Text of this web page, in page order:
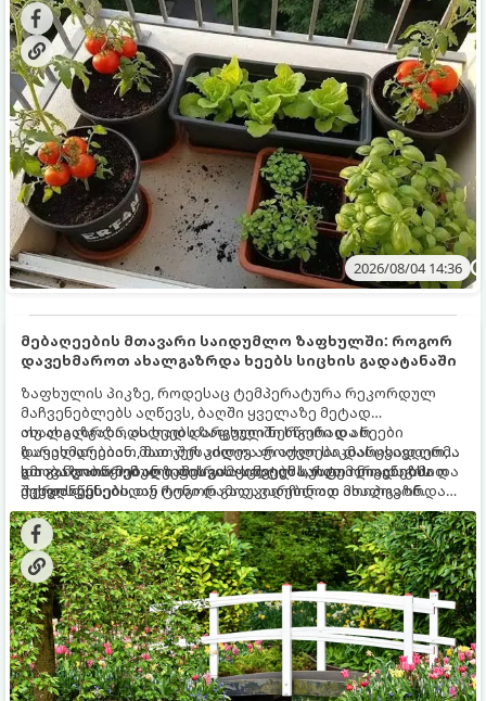
ბოსტნეულს მოკრეფთ.
და როგორ მოუაროთ მათ სწორად.
2026/08/04 14:36
მებაღეების მთავარი საიდუმლო ზაფხულში: როგორ
დავეხმაროთ ახალგაზრდა ხეებს სიცხის გადატანაში
ზაფხულის პიკზე, როდესაც ტემპერატურა რეკორდულ
მაჩვენებლებს აღწევს, ბაღში ყველაზე მეტად
ახალგაზრდა, ახლად დარგული ნერგები და ხეები
ზარალდებიან. მათ ჯერ კიდევ არ აქვთ საკმარისად ღრმა
და განვითარებული ფესვთა სისტემა, რათა ნიადაგის
ქვედა ფენებიდან ტენი დამოუკიდებლად მოიპოვონ.
თუ ახალგაზრდა ხეებს ზაფხულში სწორად არ
დავეხმარებით, მათ შესაძლოა ფოთლები დასცვივდეთ,
ხმობა დაიწყონ ან ზამთრის ყინვებს სუსტი ორგანიზმით
შეხვდნენ.
გთავაზობთ მებაღეების გამოცდილ საიდუმლოებებსა და
ოქროს წესებს, თუ როგორ გადავარჩინოთ ახალგაზრდა
ხეები ზაფხულის სიცხეში: